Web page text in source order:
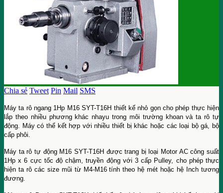
Chia sẻ Tweet Pin Mail SMS
Máy ta rô ngang 1Hp M16 SYT-T16H thiết kế nhỏ gọn cho phép thực hiện
lắp theo nhiều phương khác nhayu trong môi trường khoan và ta rô tự
động. Máy có thể kết hợp với nhiều thiết bị khác hoặc các loại bộ gá, bộ
cấp phôi.
Máy ta rô tự động M16 SYT-T16H được trang bị loại Motor AC công suất
1Hp x 6 cực tốc độ chậm, truyền động với 3 cấp Pulley, cho phép thực
hiện ta rô các size mũi từ M4-M16 tính theo hệ mét hoặc hệ Inch tương
đương.